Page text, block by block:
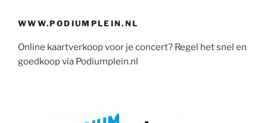
WWW.PODIUMPLEIN.NL
Online kaartverkoop voor je concert? Regel het snel en
goedkoop via Podiumplein.nl